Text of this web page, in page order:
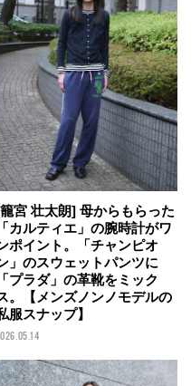
宮 壮太朗] 母からもらった
「カルティエ」の腕時計がワ
ポイント。「チャンピオ
」のスウェットパンツに
「プラダ」の革靴をミック
。【メンズノンノモデルの
服スナップ】